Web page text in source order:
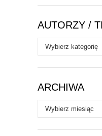
AUTORZY /
Autorzy
/
Tematy
ARCHIWA
Archiwa